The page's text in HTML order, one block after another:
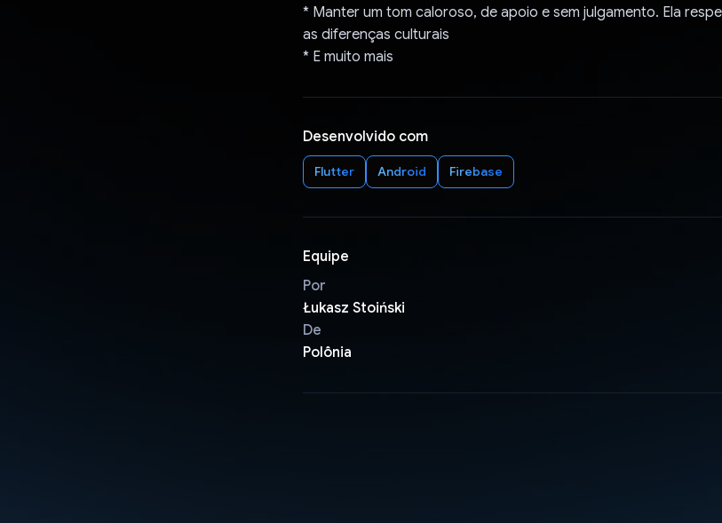
* Manter um tom caloroso, de apoio e sem julgamento. Ela
as diferenças culturais
* E muito mais
Desenvolvido com
Flutter Android Firebase
Equipe
Por
Łukasz Stoiński
De
Polônia